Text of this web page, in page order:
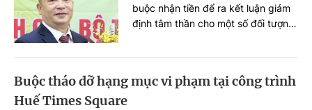
buộc nhận tiền để ra kết luận giám
định tâm thần cho một số đối tượng
Buộc tháo dỡ hạng mục vi phạm tại công trình
Huế Times Square